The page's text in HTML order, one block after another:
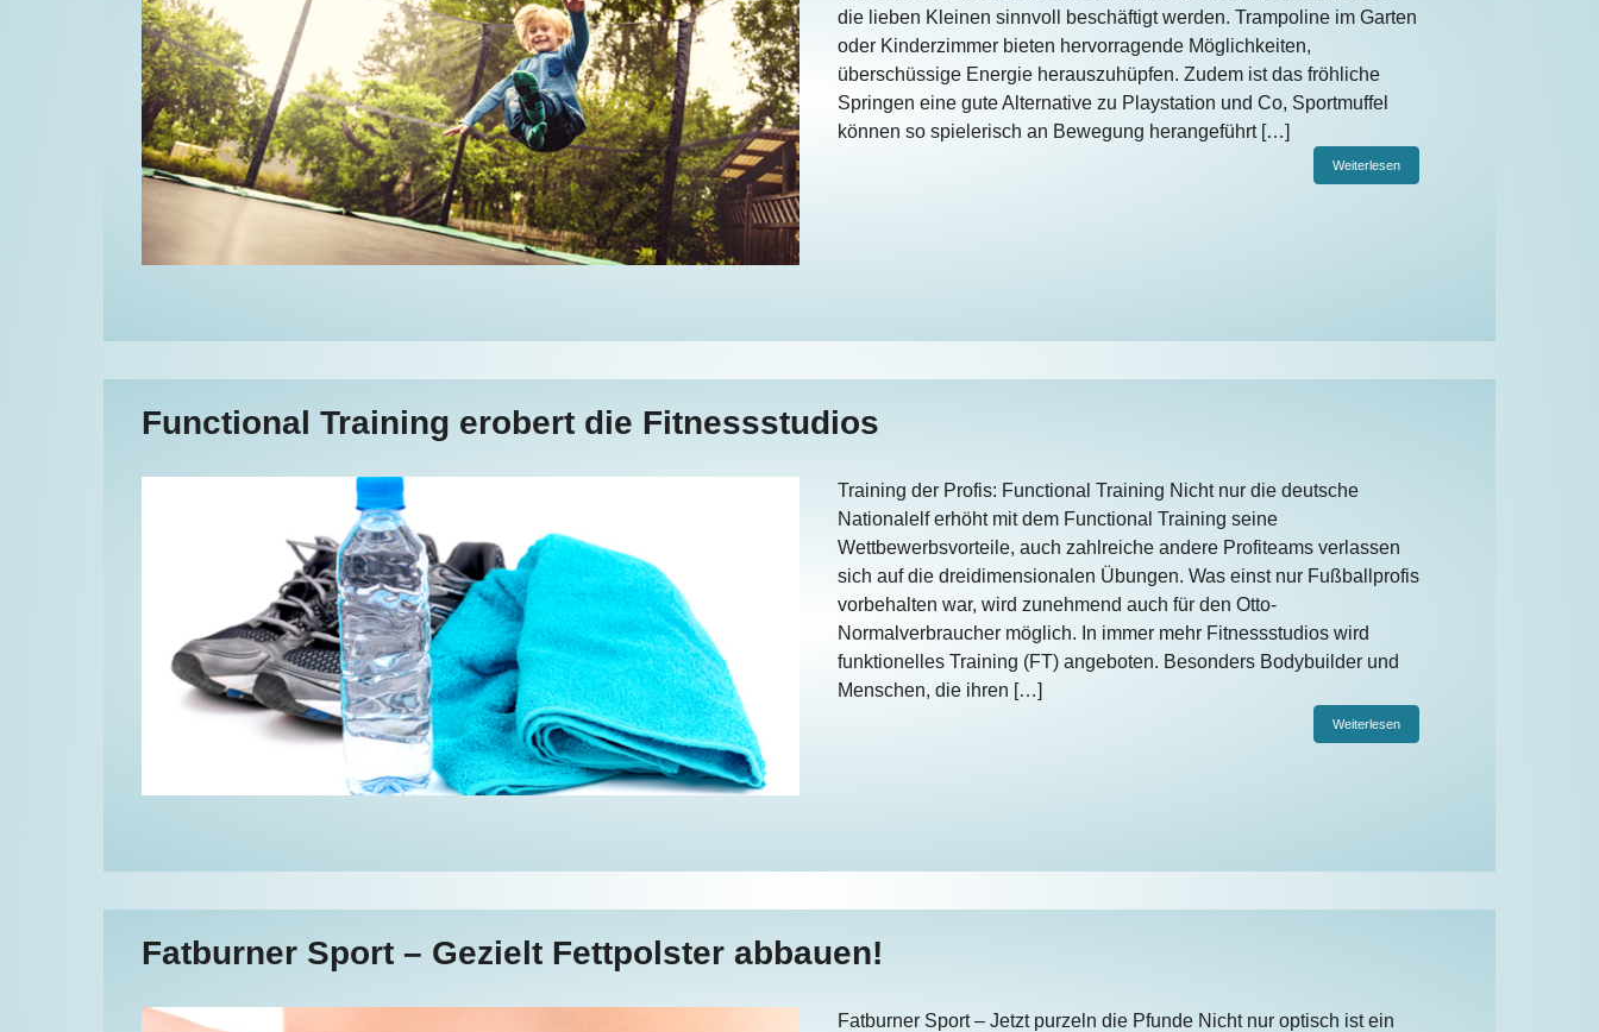
die lieben Kleinen sinnvoll beschäftigt werden. Trampoline im Garten
oder Kinderzimmer bieten hervorragende Möglichkeiten,
überschüssige Energie herauszuhüpfen. Zudem ist das fröhliche
Springen eine gute Alternative zu Playstation und Co, Sportmuffel
können so spielerisch an Bewegung herangeführt […]
Weiterlesen
Functional Training erobert die Fitnessstudios
Training der Profis: Functional Training Nicht nur die deutsche
Nationalelf erhöht mit dem Functional Training seine
Wettbewerbsvorteile, auch zahlreiche andere Profiteams verlassen
sich auf die dreidimensionalen Übungen. Was einst nur Fußballprofis
vorbehalten war, wird zunehmend auch für den Otto-
Normalverbraucher möglich. In immer mehr Fitnessstudios wird
funktionelles Training (FT) angeboten. Besonders Bodybuilder und
Menschen, die ihren […]
Weiterlesen
Fatburner Sport – Gezielt Fettpolster abbauen!
Fatburner Sport – Jetzt purzeln die Pfunde Nicht nur optisch ist ein